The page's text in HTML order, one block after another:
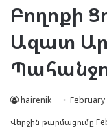
Բողոքի
Ազատ
hairenik
February
Վերջին թարմացումը